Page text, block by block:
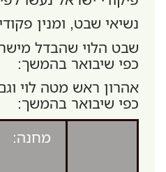
נשיאי שבט, ומנין
שבט הלוי שהבדל
כפי שיבואר בהמשך:
אהרון ראש מטה לוי
כפי שיבואר בהמשך:
מחנה: